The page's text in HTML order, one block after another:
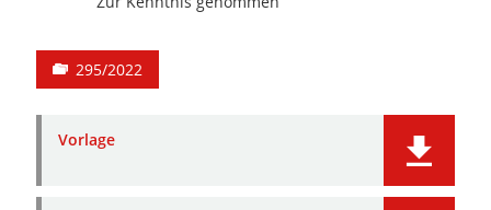
295/2022
Vorlage